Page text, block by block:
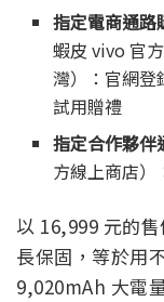
指定電商通路
蝦皮 vivo 官
灣）：官網登
試用贈禮
指定合作夥伴
方線上商店）
以 16,999 元的
長保固，等於用
9,020mAh 大電